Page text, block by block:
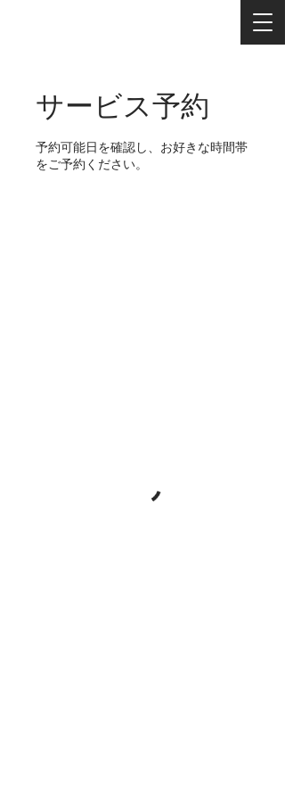
サービス予約
予約可能日を確認し、お好きな時間帯
をご予約ください。